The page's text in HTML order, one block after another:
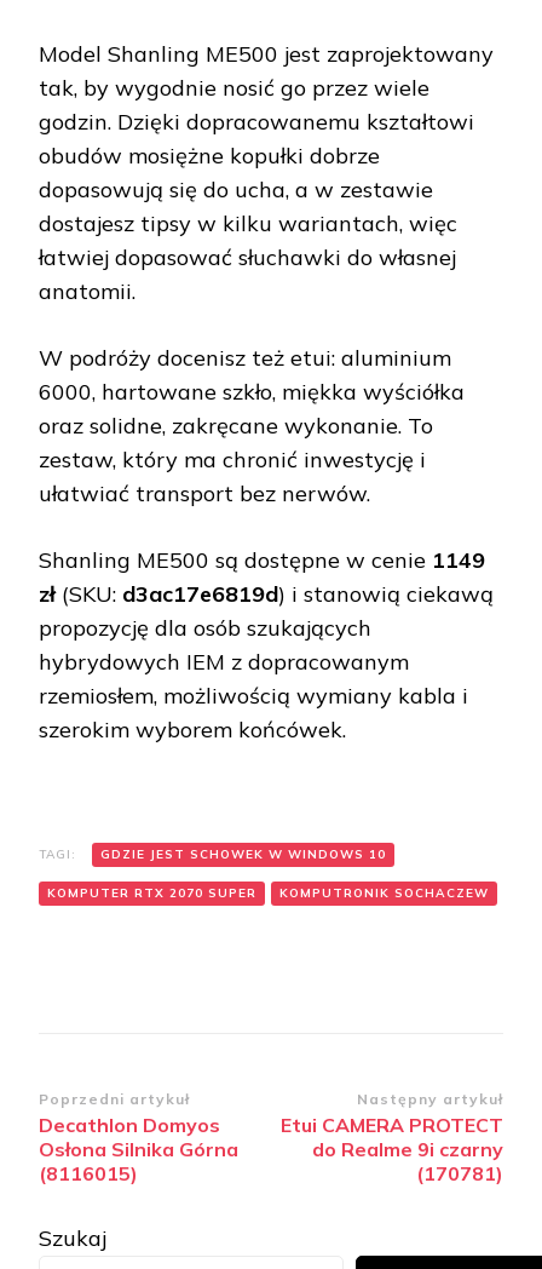
Model Shanling ME500 jest zaprojektowany
tak, by wygodnie nosić go przez wiele
godzin. Dzięki dopracowanemu kształtowi
obudów mosiężne kopułki dobrze
dopasowują się do ucha, a w zestawie
dostajesz tipsy w kilku wariantach, więc
łatwiej dopasować słuchawki do własnej
anatomii.
W podróży docenisz też etui: aluminium
6000, hartowane szkło, miękka wyściółka
oraz solidne, zakręcane wykonanie. To
zestaw, który ma chronić inwestycję i
ułatwiać transport bez nerwów.
Shanling ME500 są dostępne w cenie 1149
zł(SKU: d3ac17e6819d) i stanowią ciekawą
propozycję dla osób szukających
hybrydowych IEM z dopracowanym
rzemiosłem, możliwością wymiany kabla i
szerokim wyborem końcówek.
TAGI: GDZIE JEST SCHOWEK W WINDOWS 10
KOMPUTER RTX 2070 SUPER KOMPUTRONIK SOCHACZEW
Zobacz
wpisy
Poprzedni artykuł
Decathlon Domyos
Osłona Silnika Górna
(8116015)
Następny artykuł
Etui CAMERA PROTECT
do Realme 9i czarny
(170781)
Szukaj